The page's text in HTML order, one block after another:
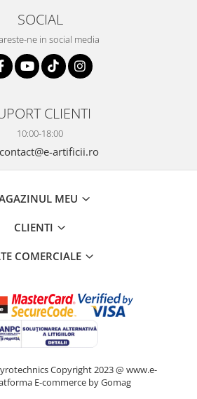
SOCIAL
ne in social media
CLIENTI
10:00-18:00
contact@e-artificii.ro
MEU
CLIENTI
COMERCIALE
Copyright 2023 @ www.e-
E-commerce by Gomag